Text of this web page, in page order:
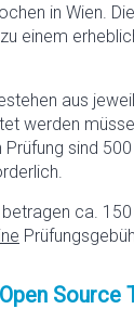
in Wien.
einem
aus
werden
sind
ca. 150
Source